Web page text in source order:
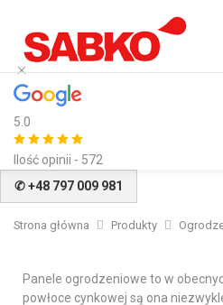
5.0
Ilość opinii - 572
✆ +48 797 009 981
Strona główna Produkty
Panele ogrodzeniowe to w
powłoce cynkowej są ona